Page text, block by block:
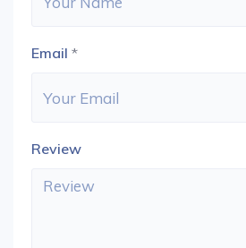
Email *
Review